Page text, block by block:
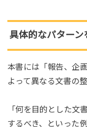
具体的なパター
本書には「報告、企
よって異なる文書の
「何を目的とした文
するべき、といった